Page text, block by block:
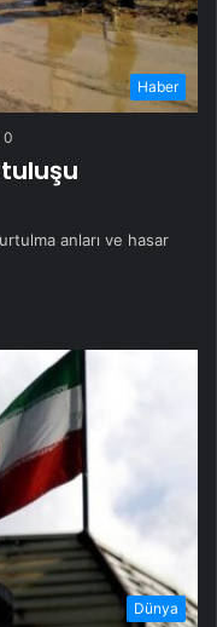
Haber
0
anları ve hasar
Dünya